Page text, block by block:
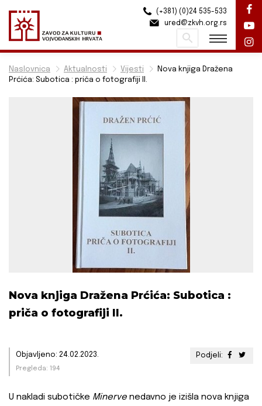
Naslovnica Aktualnosti Vijesti
Nova knjiga Dražena
Prćića: Subotica : priča o fotografiji II.
Nova knjiga Dražena Prćića: Subotica :
priča o fotografiji II.
Podjeli:
Objavljeno: 24.02.2023.
Pregleda: 194
U nakladi subotičke Minerve nedavno je izišla nova knjiga
(+381) (0)24 535-533
ured@zkvh.org.rs
Pretraži